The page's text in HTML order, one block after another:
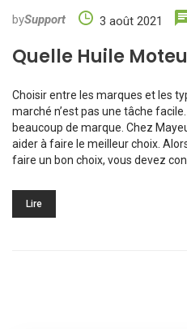
bySupport 3 août 2021
Quelle Huile
Choisir entre les marques et les
marché n’est pas une tâche
beaucoup de marque. Chez
aider à faire le meilleur choix.
faire un bon choix, vous devez
Lire